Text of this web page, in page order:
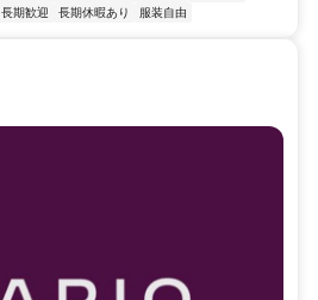
長期歓迎 長期休暇あり 服装自由